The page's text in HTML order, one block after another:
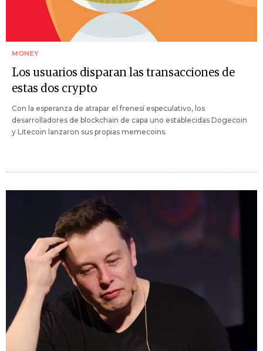
MONEY
Los usuarios disparan las transacciones de
estas dos crypto
Con la esperanza de atrapar el frenesí especulativo, los
desarrolladores de blockchain de capa uno establecidas Dogecoin
y Litecoin lanzaron sus propias memecoins.